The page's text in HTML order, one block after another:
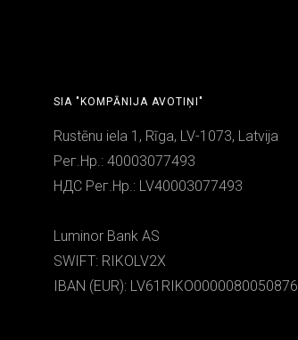
SIA "KOMPĀNIJA AVOTIŅI"
Rustēnu iela 1, Rīga, LV-1073, Latvija
Рег.Нр.: 40003077493
НДС Рег.Нр.: LV40003077493
Luminor Bank AS
SWIFT: RIKOLV2X
IBAN (EUR): LV61RIKO0000080050876